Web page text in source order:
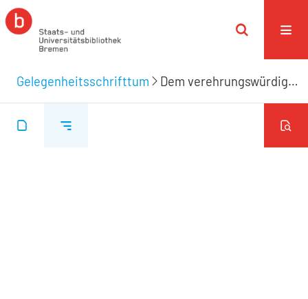
Gelegenheitsschrifttum Dem verehrungswürdigen Wagner-Henschenschen Braut-Paar am Tage ihrer Vermählung